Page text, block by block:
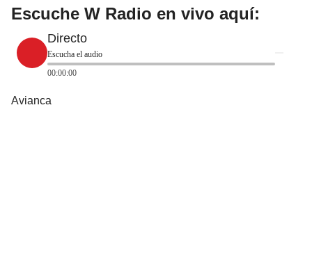
Escuche W Radio en vivo aquí:
Directo
Escucha el audio
00:00:00
Avianca